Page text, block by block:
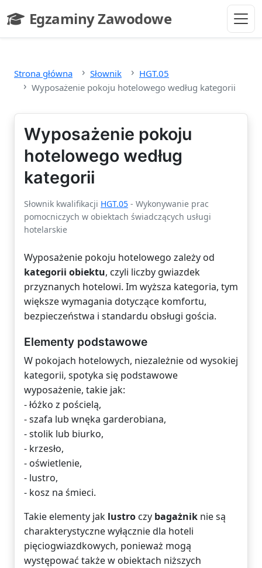
Egzaminy Zawodowe
- strona główna
Strona główna Słownik
HGT.05
Wyposażenie pokoju hotelowego według kategorii
Wyposażenie pokoju
hotelowego według
kategorii
Słownik kwalifikacji HGT.05 - Wykonywanie prac
pomocniczych w obiektach świadczących usługi
hotelarskie
Wyposażenie pokoju hotelowego zależy od
kategorii obiektu, czyli liczby gwiazdek
przyznanych hotelowi. Im wyższa kategoria, tym
większe wymagania dotyczące komfortu,
bezpieczeństwa i standardu obsługi gościa.
Elementy podstawowe
W pokojach hotelowych, niezależnie od wysokiej
kategorii, spotyka się podstawowe
wyposażenie, takie jak:
- łóżko z pościelą,
- szafa lub wnęka garderobiana,
- stolik lub biurko,
- krzesło,
- oświetlenie,
- lustro,
- kosz na śmieci.
Takie elementy jak lustro czy bagażnik nie są
charakterystyczne wyłącznie dla hoteli
pięciogwiazdkowych, ponieważ mogą
występować także w obiektach niższych